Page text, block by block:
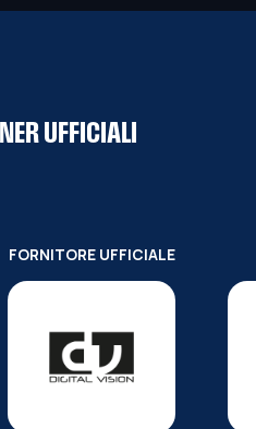
UFFICIALI
FORNITORE UFFICIALE